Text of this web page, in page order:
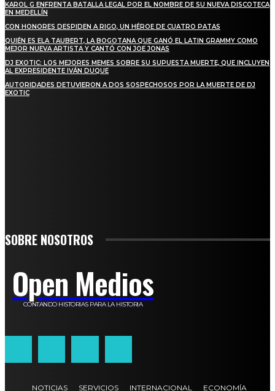
KAROL G ENFRENTA BATALLA LEGAL POR EL NOMBRE DE SU NUEVA DISCOTECA
EN MEDELLÍN
CON HONORES DESPIDEN A RIGO, UN HÉROE DE CUATRO PATAS
QUIÉN ES ELA TAUBERT, LA BOGOTANA QUE GANÓ EL LATIN GRAMMY COMO
MEJOR NUEVA ARTISTA Y CANTÓ CON JOE JONAS
DJ EXOTIC: LOS MEJORES MEMES SOBRE SU SUPUESTA MUERTE, QUE INCLUYEN
AL EXPRESIDENTE IVÁN DUQUE
AUTORIDADES DETUVIERON A DOS SOSPECHOSOS POR LA MUERTE DE DJ
EXOTIC
SOBRE NOSOTROS
Open Medios
CONTANDO HISTORIAS PARA LA HISTORIA
NOTICIAS SERVICIOS INTERNACIONAL ECONOMÍA